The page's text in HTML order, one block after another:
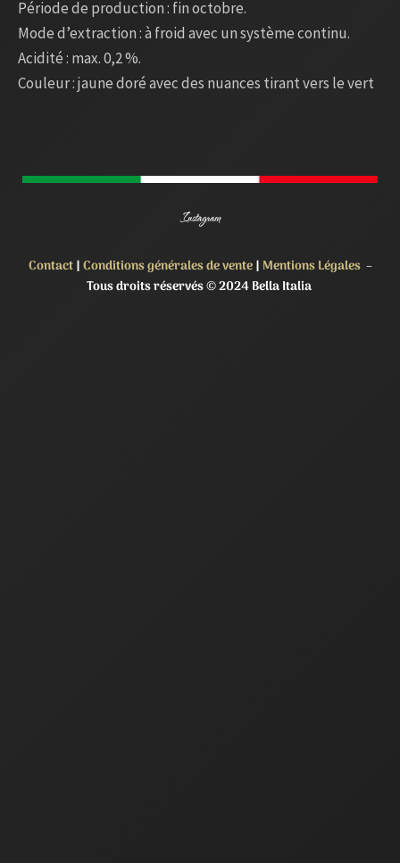
Période de production : fin octobre.
Mode d’extraction : à froid avec un système continu.
Acidité : max. 0,2 %.
Couleur : jaune doré avec des nuances tirant vers le vert
Instagram
Contact|Conditions générales de vente| Mentions Légales–
Tous droits réservés © 2024 Bella Italia